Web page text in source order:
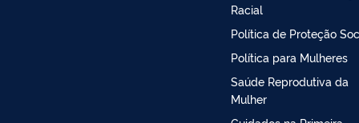
Racial
Política de Proteção
Política para Mulheres
Saúde Reprodutiva da
Mulher